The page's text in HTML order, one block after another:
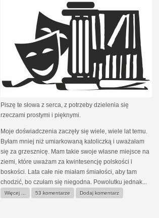
Piszę te słowa z serca, z potrzeby dzielenia się
rzeczami prostymi i pięknymi.
Moje doświadczenia zaczęły się wiele, wiele lat temu.
Byłam mniej niż umiarkowaną katoliczką i uważałam
się za grzesznicę. Mam takie swoje własne miejsce na
ziemi, które uważam za kwintesencję polskości i
boskości. Lata całe nie miałam śmiałości, aby tam
chodzić, bo czułam się niegodna. Powolutku jednak...
Więcej ... 53 komentarze Dodaj komentarz